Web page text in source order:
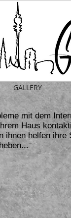
mit dem
Haus
ihnen helfen
GALLERY